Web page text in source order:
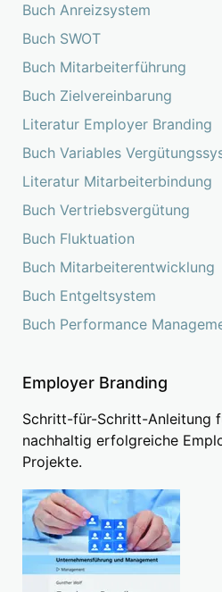
Buch Anreizsystem
Buch SWOT
Buch Mitarbeiterführung
Buch Zielvereinbarung
Literatur Employer Branding
Buch Variables
Literatur Mitarbeiterbindung
Buch Vertriebsvergütung
Buch Fluktuation
Buch Mitarbeiterentwicklung
Buch Entgeltsystem
Buch Performance
Employer Branding
Schritt-für-Schritt-Anleitung
nachhaltig erfolgreiche
Projekte.